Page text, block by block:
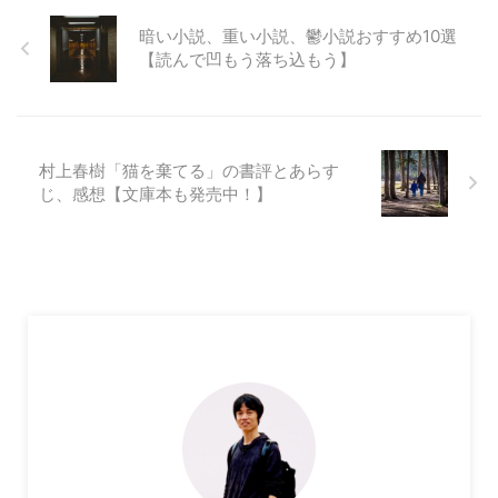
暗い小説、重い小説、鬱小説おすすめ10選
【読んで凹もう落ち込もう】
村上春樹「猫を棄てる」の書評とあらす
じ、感想【文庫本も発売中！】